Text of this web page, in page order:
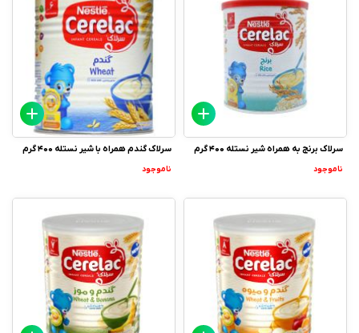
سرلاک برنج به همراه شیر نستله 400 گرم
ناموجود
سرلاک گندم همراه با شیر نستله 400 گرم
ناموجود